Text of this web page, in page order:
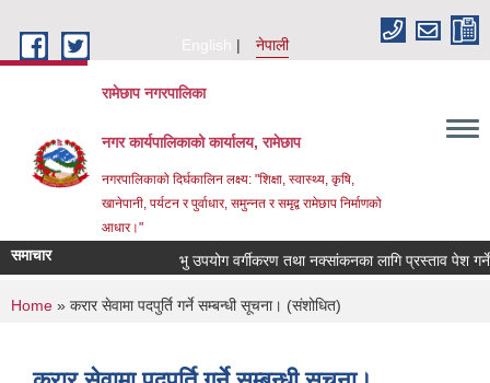
English
नेपाली
रामेछाप नगरपालिका
नगर कार्यपालिकाको कार्यालय, रामेछाप
नगरपालिकाको दिर्घकालिन लक्ष्य: "शिक्षा, स्वास्थ्य, कृषि,
खानेपानी, पर्यटन र पुर्वाधार, समुन्नत र समृद्व रामेछाप निर्माणको
आधार।"
समाचार भु उपयोग वर्गीकरण तथा नक्सांकनका लागि प्रस्ताव पेश गर्ने
You are here
Home » करार सेवामा पदपुर्ति गर्ने सम्बन्धी सूचना। (संशोधित)